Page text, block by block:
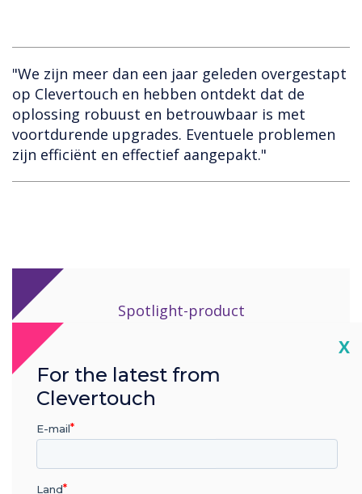
"We zijn meer dan een jaar geleden overgestapt
op Clevertouch en hebben ontdekt dat de
oplossing robuust en betrouwbaar is met
voortdurende upgrades. Eventuele problemen
zijn efficiënt en effectief aangepakt."
Spotlight-product
Voor deze
installatie is
gekozen voor Pro
X
For the latest from
Clevertouch
E-mail
Land